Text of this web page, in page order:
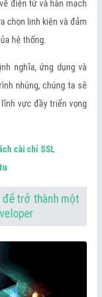
điện tử và hàn mạch
chọn linh kiện và đảm
hệ thống.
nghĩa, ứng dụng và
nhúng, chúng ta sẽ
vực đầy triển vọng
cài chỉ SSL
để trở thành một